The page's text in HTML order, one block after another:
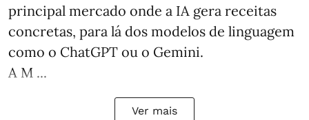
principal mercado onde a IA gera receitas
concretas, para lá dos modelos de linguagem
como o ChatGPT ou o Gemini.
A M ...
Ver mais